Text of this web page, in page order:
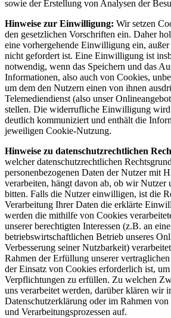
sowie der Erstellung von Analysen der
Hinweise zur Einwilligung: Wir setzen
den gesetzlichen Vorschriften ein. Daher
eine vorhergehende Einwilligung ein,
nicht gefordert ist. Eine Einwilligung ist
notwendig, wenn das Speichern und das
Informationen, also auch von Cookies,
um dem den Nutzern einen von ihnen
Telemediendienst (also unser
stellen. Die widerrufliche Einwilligung wird
deutlich kommuniziert und enthält die
jeweiligen Cookie-Nutzung.
Hinweise zu datenschutzrechtlichen
welcher datenschutzrechtlichen
personenbezogenen Daten der Nutzer mit
verarbeiten, hängt davon ab, ob wir
bitten. Falls die Nutzer einwilligen, ist die
Verarbeitung Ihrer Daten die erklärte
werden die mithilfe von Cookies
unserer berechtigten Interessen (z.B. an
betriebswirtschaftlichen Betrieb unseres
Verbesserung seiner Nutzbarkeit)
Rahmen der Erfüllung unserer
der Einsatz von Cookies erforderlich ist,
Verpflichtungen zu erfüllen. Zu welchen
uns verarbeitet werden, darüber klären wir
Datenschutzerklärung oder im Rahmen
und Verarbeitungsprozessen auf.